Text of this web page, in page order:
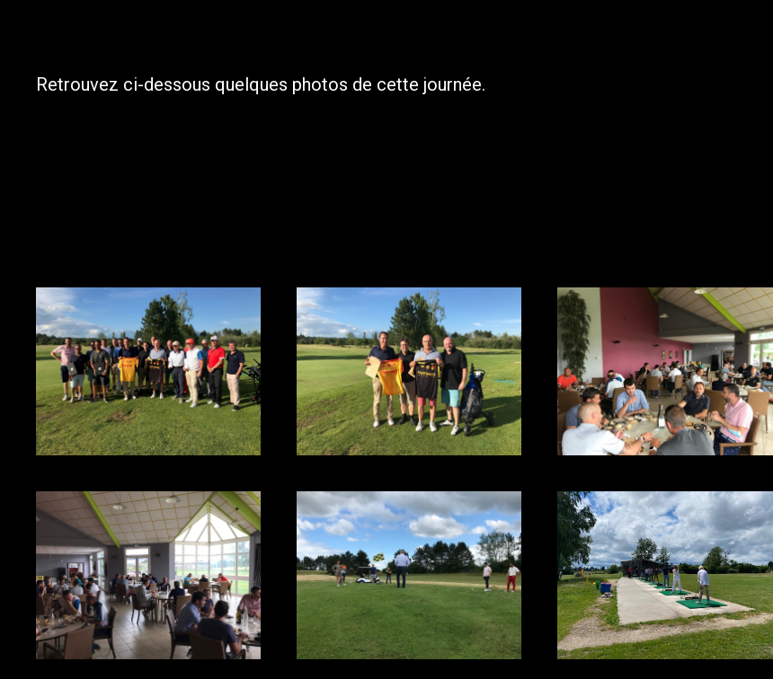
Retrouvez ci-dessous quelques photos de cette journée.